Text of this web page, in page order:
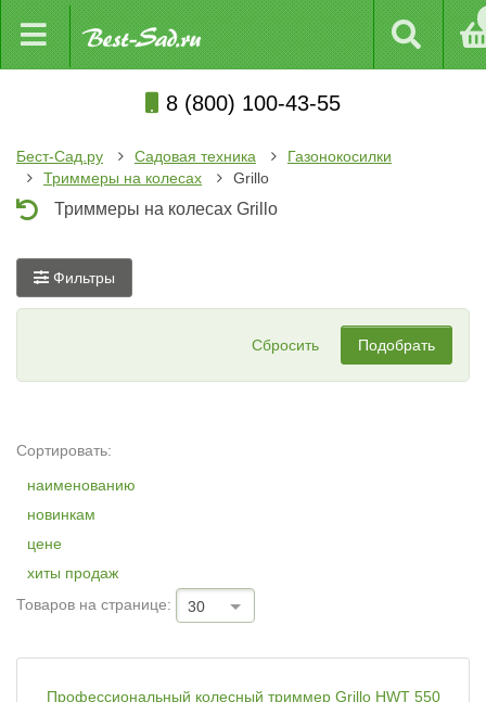
8 (800) 100-43-55
Бест-Сад.ру Садовая техника
Газонокосилки
Триммеры на колесах
Grillo
Триммеры на колесах Grillo
Фильтры
Сбросить Подобрать
Сортировать:
наименованию
новинкам
цене
хиты продаж
Товаров на странице:
30
Профессиональный колесный триммер Grillo HWT 550